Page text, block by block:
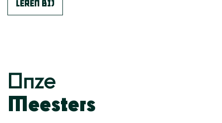
LEREN BIJ
Onze
Meesters